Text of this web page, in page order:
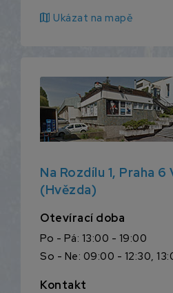
map Ukázat na mapě
Na Rozdílu 1, Praha
(Hvězda)
Otevírací doba
Po - Pá: 13:00 - 19:00
So - Ne: 09:00 - 12:30,
Kontakt